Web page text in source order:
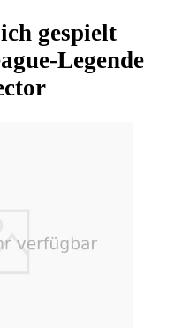
gespielt
Legende